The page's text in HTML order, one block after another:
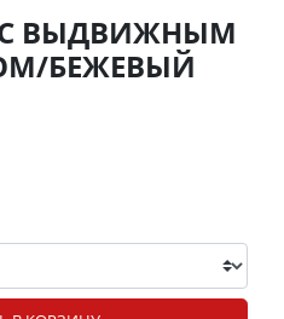
С ВЫДВИЖНЫМ
БЕЖЕВЫЙ